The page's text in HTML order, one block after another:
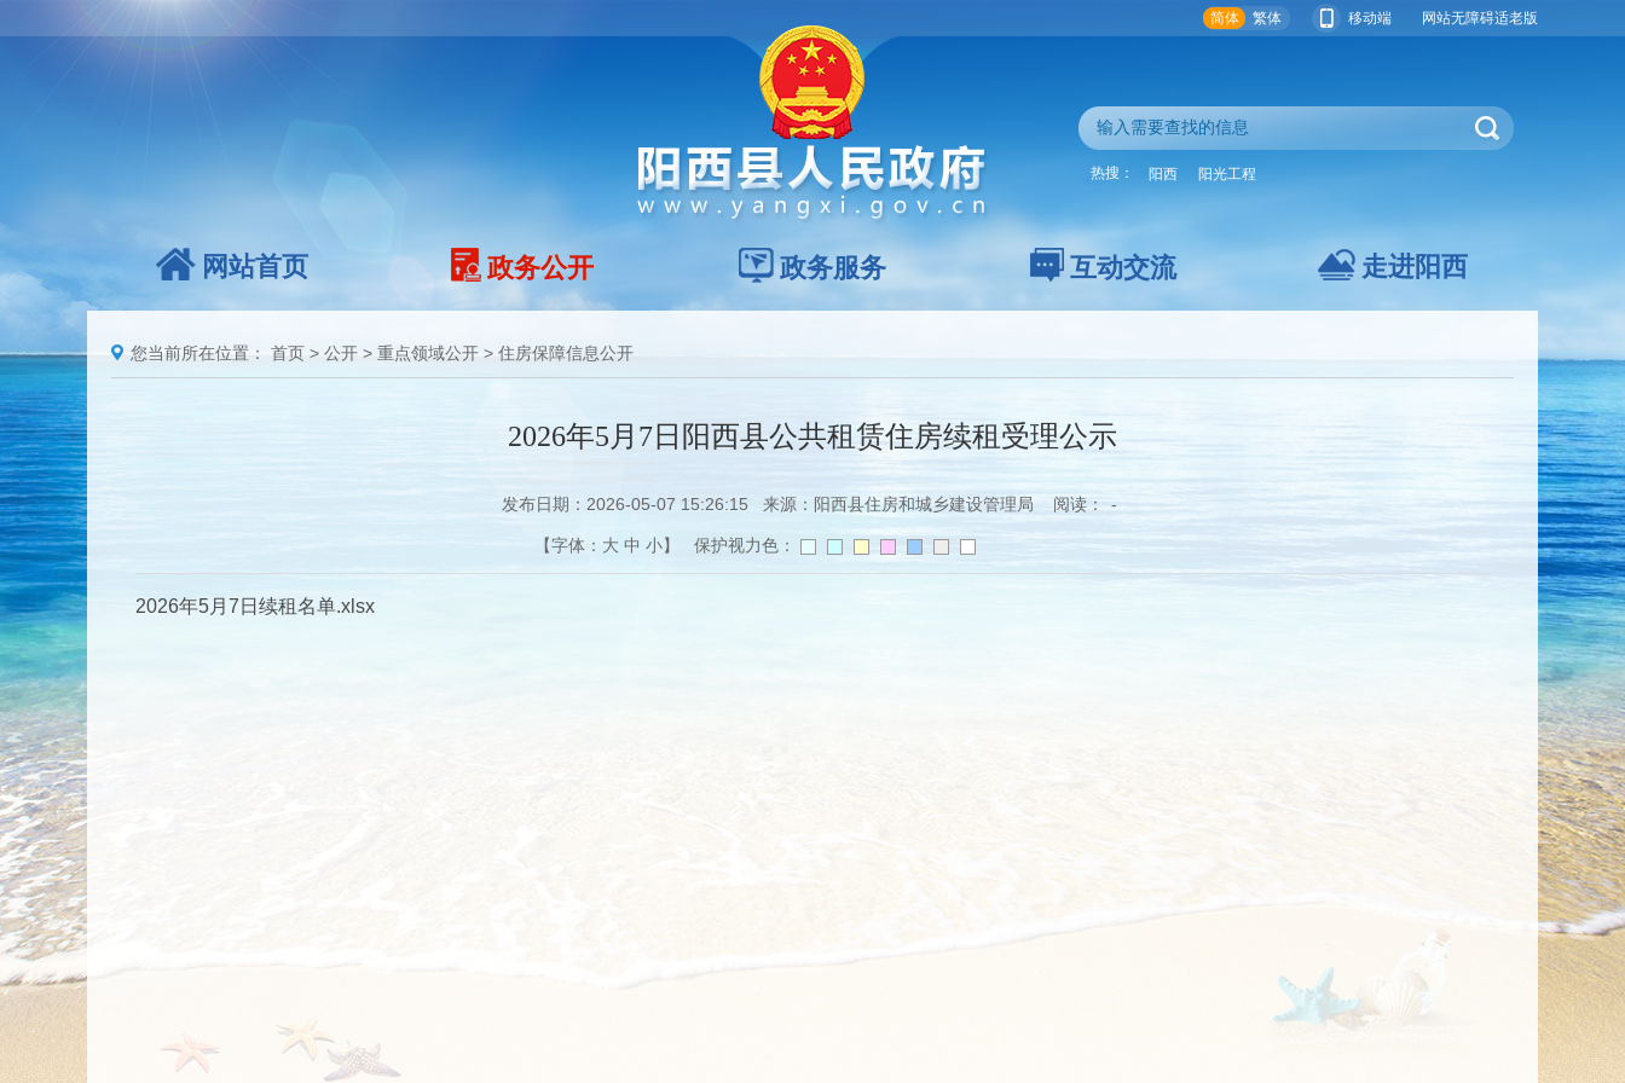
简体 繁体 移动端 网站无障碍适老版
热搜： 阳西 阳光工程
网站首页 政务公开 政务服务 互动交流 走进阳西
您当前所在位置： 首页 > 公开 > 重点领域公开 > 住房保障信息公开
2026年5月7日阳西县公共租赁住房续租受理公示
发布日期：2026-05-07 15:26:15 来源：阳西县住房和城乡建设管理局 阅读： -
【字体： 大 中 小】 保护视力色：
2026年5月7日续租名单.xlsx